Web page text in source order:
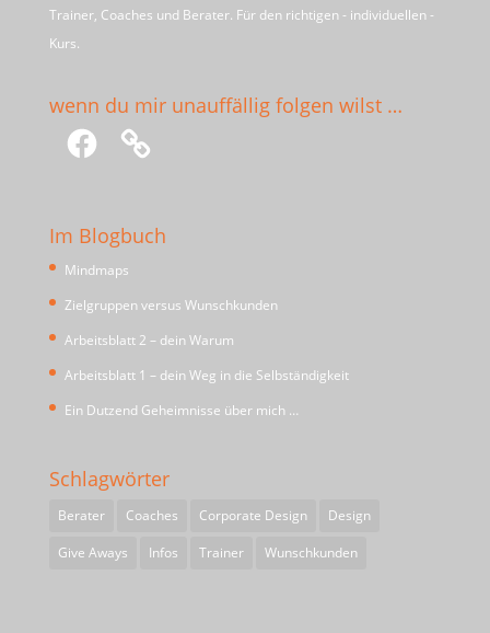
Trainer, Coaches und Berater. Für den richtigen - individuellen -
Kurs.
wenn du mir unauffällig folgen wilst …
Facebook
Im Blogbuch
Mindmaps
Zielgruppen versus Wunschkunden
Arbeitsblatt 2 – dein Warum
Arbeitsblatt 1 – dein Weg in die Selbständigkeit
Ein Dutzend Geheimnisse über mich …
Schlagwörter
Berater Coaches Corporate Design
Design
Give Aways
Infos Trainer Wunschkunden